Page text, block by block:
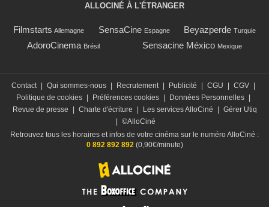
ALLOCINÉ À L'ÉTRANGER
Filmstarts Allemagne SensaCine Espagne Beyazperde Turquie
AdoroCinema Brésil Sensacine México Mexique
Contact | Qui sommes-nous | Recrutement | Publicité | CGU | CGV |
Politique de cookies | Préférences cookies | Données Personnelles |
Revue de presse
| Charte d'écriture | Les services AlloCiné | Gérer Utiq
| ©AlloCiné
Retrouvez tous les horaires et infos de votre cinéma sur le numéro AlloCiné :
0 892 892 892 (0,90€/minute)